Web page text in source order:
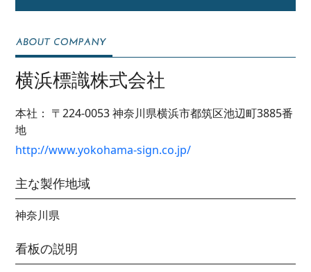
横浜標識株式会社
本社： 〒224-0053神奈川県横浜市都筑区池辺町3885番
地
http://www.yokohama-sign.co.jp/
主な製作地域
神奈川県
看板の説明